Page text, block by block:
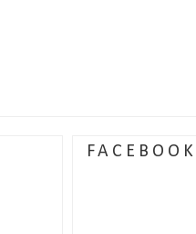
FACEBOOK